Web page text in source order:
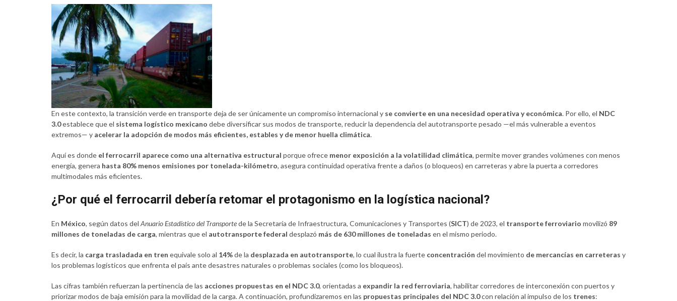
En este contexto, la transición verde en transporte deja de ser únicamente un compromiso internacional y se convierte en una necesidad operativa y económica. Por ello, el NDC
3.0establece que el sistema logístico mexicano debe diversificar sus modos de transporte, reducir la dependencia del autotransporte pesado —el más vulnerable a eventos
extremos— y acelerar la adopción de modos más eficientes, estables y de menor huella climática.
Aquí es donde el ferrocarril aparece como una alternativa estructural porque ofrece menor exposición a la volatilidad climática, permite mover grandes volúmenes con menos
energía, genera hasta 80% menos emisiones por tonelada-kilómetro, asegura continuidad operativa frente a daños (o bloqueos) en carreteras y abre la puerta a corredores
multimodales más eficientes.
¿Por qué el ferrocarril debería retomar el protagonismo en la logística nacional?
En México, según datos del Anuario Estadístico del Transportede la Secretaría de Infraestructura, Comunicaciones y Transportes (SICT) de 2023, el transporte ferroviario movilizó 89
millones de toneladas de carga, mientras que el autotransporte federal desplazó más de 630 millones de toneladas en el mismo periodo.
Es decir, la carga trasladada en tren equivale solo al 14%de la desplazada en autotransporte, lo cual ilustra la fuerte concentración del movimiento de mercancías en carreteras y
los problemas logísticos que enfrenta el país ante desastres naturales o problemas sociales (como los bloqueos).
Las cifras también refuerzan la pertinencia de las acciones propuestas en el NDC 3.0, orientadas a expandir la red ferroviaria, habilitar corredores de interconexión con puertos y
priorizar modos de baja emisión para la movilidad de la carga. A continuación, profundizaremos en las propuestas principales del NDC 3.0con relación al impulso de los trenes: